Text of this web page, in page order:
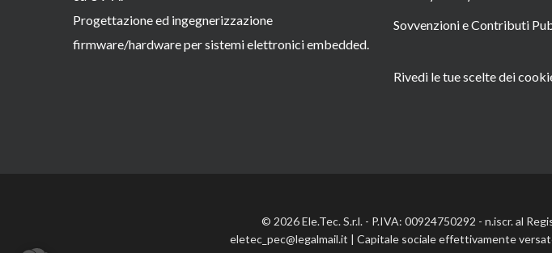
Progettazione ed ingegnerizzazione
firmware/hardware per sistemi elettronici embedded.
Sovvenzioni e Contributi
Rivedi le tue scelte dei
© 2026 Ele.Tec. S.r.l. - P.IVA: 00924750292 - n.iscr. al
eletec_pec@legalmail.it | Capitale sociale effettivamente